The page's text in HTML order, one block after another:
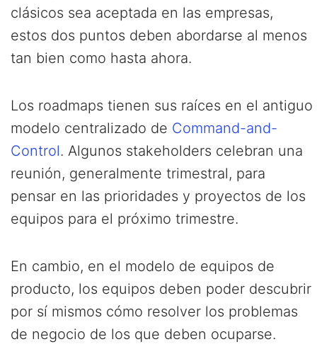
clásicos sea aceptada en las empresas,
estos dos puntos deben abordarse al menos
tan bien como hasta ahora.
Los roadmaps tienen sus raíces en el antiguo
modelo centralizado de Command-and-
Control. Algunos stakeholders celebran una
reunión, generalmente trimestral, para
pensar en las prioridades y proyectos de los
equipos para el próximo trimestre.
En cambio, en el modelo de equipos de
producto, los equipos deben poder descubrir
por sí mismos cómo resolver los problemas
de negocio de los que deben ocuparse.